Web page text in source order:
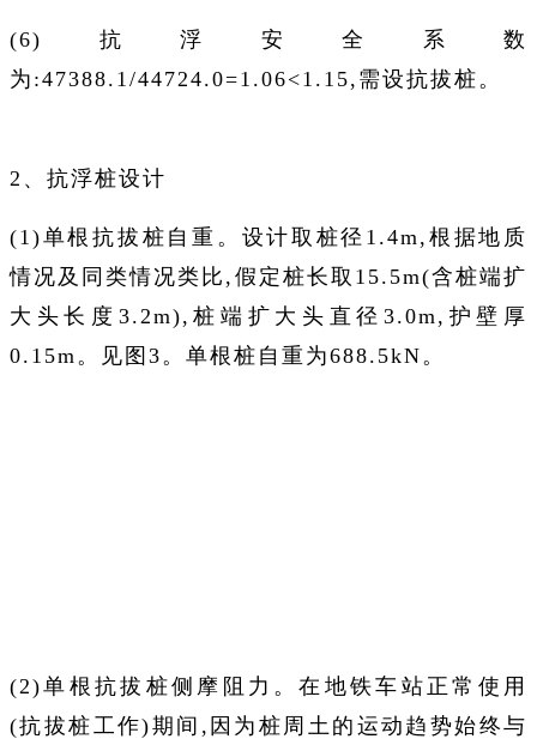
(6)抗浮安全系数
为:47388.1/44724.0=1.06<1.15,需设抗拔桩。
2、抗浮桩设计
(1)单根抗拔桩自重。设计取桩径1.4m,根据地质
情况及同类情况类比,假定桩长取15.5m(含桩端扩
大头长度3.2m),桩端扩大头直径3.0m,护壁厚
0.15m。见图3。单根桩自重为688.5kN。
(2)单根抗拔桩侧摩阻力。在地铁车站正常使用
(抗拔桩工作)期间,因为桩周土的运动趋势始终与